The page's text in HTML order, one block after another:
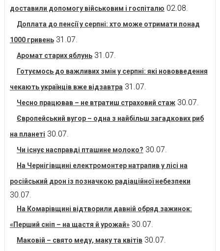
доставили допомогу військовим і госпіталю 02.08.
Доплата до пенсії у серпні: хто може отримати понад
1000 гривень 31.07.
Аромат старих яблунь 31.07.
Готуємось до важливих змін у серпні: які нововведення
чекають українців вже відзавтра 31.07.
Чесно працював – не втратиш страховий стаж 30.07.
Європейський вугор – одна з найбільш загадкових риб
на планеті 30.07.
Чи існує насправді пташине молоко? 30.07.
На Чернігівщині електромонтер натрапив у лісі на
російський дрон із позначкою радіаційної небезпеки
30.07.
На Комарівщині відтворили давній обряд зажинок:
«Перший сніп – на щастя й урожай» 30.07.
Маковій – свято меду, маку та квітів 30.07.